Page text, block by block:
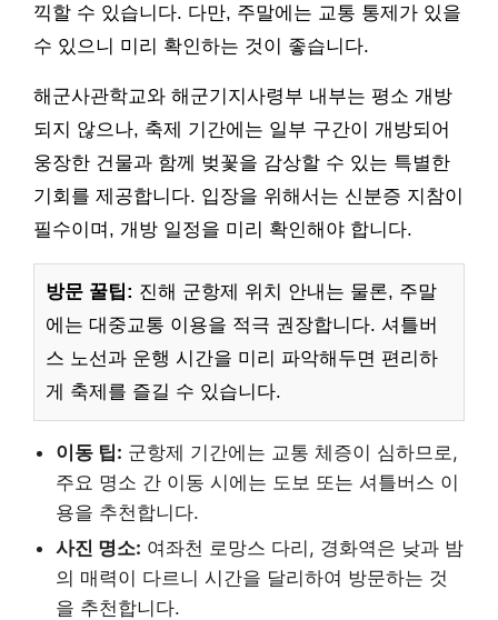
끽할 수 있습니다. 다만, 주말에는 교통 통제가 있을
수 있으니 미리 확인하는 것이 좋습니다.
해군사관학교와 해군기지사령부 내부는 평소 개방
되지 않으나, 축제 기간에는 일부 구간이 개방되어
웅장한 건물과 함께 벚꽃을 감상할 수 있는 특별한
기회를 제공합니다. 입장을 위해서는 신분증 지참이
필수이며, 개방 일정을 미리 확인해야 합니다.
방문 꿀팁: 진해 군항제 위치 안내는 물론, 주말
에는 대중교통 이용을 적극 권장합니다. 셔틀버
스 노선과 운행 시간을 미리 파악해두면 편리하
게 축제를 즐길 수 있습니다.
이동 팁: 군항제 기간에는 교통 체증이 심하므로,
주요 명소 간 이동 시에는 도보 또는 셔틀버스 이
용을 추천합니다.
사진 명소: 여좌천 로망스 다리, 경화역은 낮과 밤
의 매력이 다르니 시간을 달리하여 방문하는 것
을 추천합니다.